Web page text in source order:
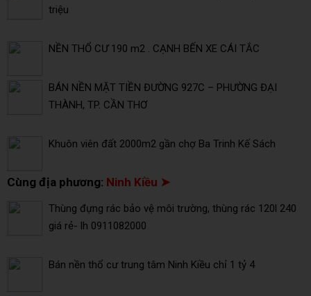
triệu
NỀN THỔ CƯ 190 m2 . CẠNH BẾN XE CÁI TẮC
BÁN NỀN MẶT TIỀN ĐƯỜNG 927C – PHƯỜNG ĐẠI
THÀNH, TP. CẦN THƠ
Khuôn viên đất 2000m2 gần chợ Ba Trinh Kế Sách
Cùng địa phương: Ninh Kiều ➤
Thùng đựng rác bảo vệ môi trường, thùng rác 120l 240
giá rẻ- lh 0911082000
Bán nền thổ cư trung tâm Ninh Kiều chỉ 1 tỷ 4